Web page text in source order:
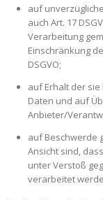
auf
auch Art. 17
Verarbeitung
Einschränkung
DSGVO;
auf Erhalt der
Daten und auf
Anbieter/
auf Beschwerde
Ansicht sind,
unter Verstoß
verarbeitet